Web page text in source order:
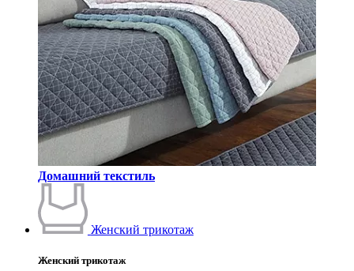
Домашний текстиль
Женский трикотаж
Женский трикотаж